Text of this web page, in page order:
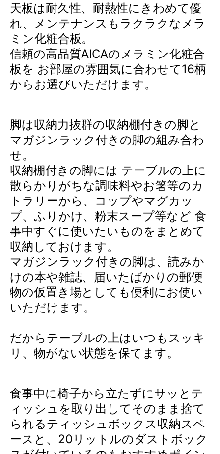
天板は耐久性、耐熱性にきわめて優
れ、メンテナンスもラクラクなメラ
ミン化粧合板。
信頼の高品質AICAのメラミン化粧合
板を お部屋の雰囲気に合わせて16柄
からお選びいただけます。
脚は収納力抜群の収納棚付きの脚と
マガジンラック付きの脚の組み合わ
せ。
収納棚付きの脚には テーブルの上に
散らかりがちな調味料やお箸等のカ
トラリーから、コップやマグカッ
プ、ふりかけ、粉末スープ等など 食
事中すぐに使いたいものをまとめて
収納しておけます。
マガジンラック付きの脚は、読みか
けの本や雑誌、届いたばかりの郵便
物の仮置き場としても便利にお使い
いただけます。
だからテーブルの上はいつもスッキ
リ、物がない状態を保てます。
食事中に椅子から立たずにサッとテ
ィッシュを取り出してそのまま捨て
られるティッシュボックス収納スペ
ースと、20リットルのダストボック